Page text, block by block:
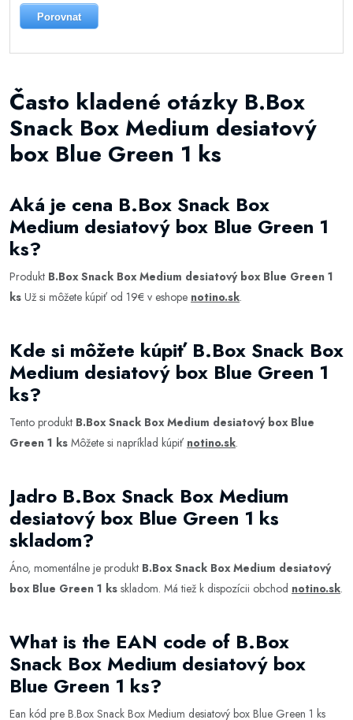
Porovnat
Často kladené otázky B.Box
Snack Box Medium desiatový
box Blue Green 1 ks
Aká je cena B.Box Snack Box
Medium desiatový box Blue Green 1
ks?
Produkt B.Box Snack Box Medium desiatový box Blue Green 1
ks Už si môžete kúpiť od 19€ v eshope notino.sk.
Kde si môžete kúpiť B.Box Snack Box
Medium desiatový box Blue Green 1
ks?
Tento produkt B.Box Snack Box Medium desiatový box Blue
Green 1 ks Môžete si napríklad kúpiť notino.sk.
Jadro B.Box Snack Box Medium
desiatový box Blue Green 1 ks
skladom?
Áno, momentálne je produkt B.Box Snack Box Medium desiatový
box Blue Green 1 ks skladom. Má tiež k dispozícii obchod notino.sk.
What is the EAN code of B.Box
Snack Box Medium desiatový box
Blue Green 1 ks?
Ean kód pre B.Box Snack Box Medium desiatový box Blue Green 1 ks